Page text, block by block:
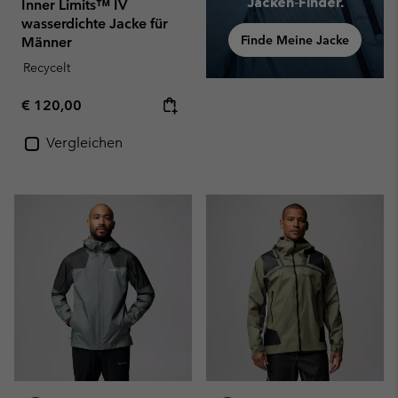
Inner Limits™ IV
wasserdichte Jacke für
Männer
Recycelt
Regular price:
€ 120,00
Vergleichen
Finde Meine Jacke